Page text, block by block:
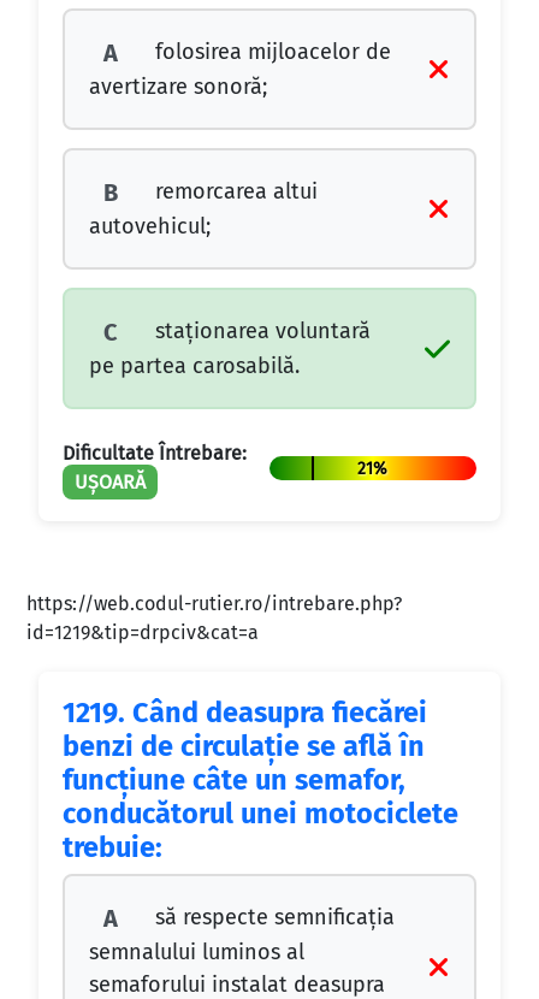
A
folosirea mijloacelor de
avertizare sonoră;
B
remorcarea altui
autovehicul;
C
staţionarea voluntară
pe partea carosabilă.
Dificultate Întrebare:
UȘOARĂ
21%
https://web.codul-rutier.ro/intrebare.php?
id=1219&tip=drpciv&cat=a
1219. Când deasupra fiecărei
benzi de circulaţie se află în
funcţiune câte un semafor,
conducătorul unei motociclete
trebuie:
A
să respecte semnificaţia
semnalului luminos al
semaforului instalat deasupra